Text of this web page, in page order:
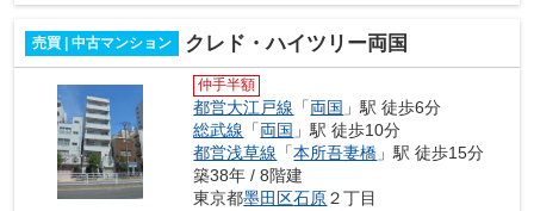
売買 | 中古マンション クレド・ハイツリー両国
仲手半額
都営大江戸線 「両国 」駅 徒歩6分
総武線 「両国 」駅 徒歩10分
都営浅草線 「本所吾妻橋 」駅 徒歩15分
築38年 / 8階建
東京都墨田区石原２丁目